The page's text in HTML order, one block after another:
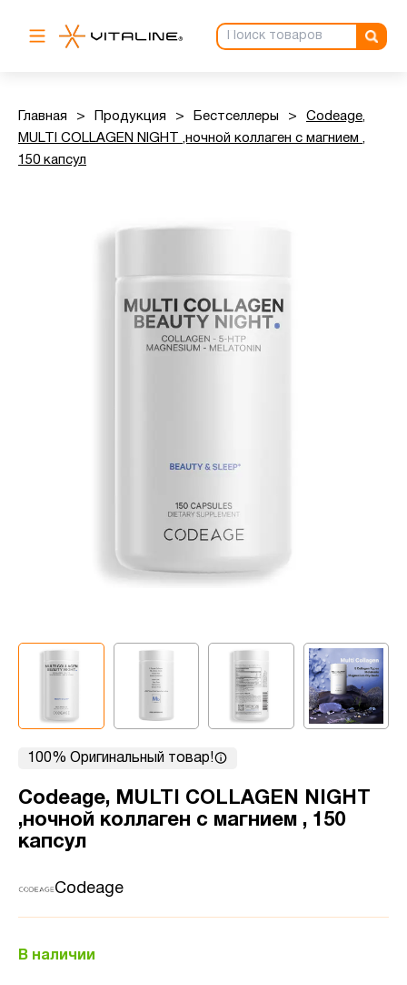
Главная > Продукция > Бестселлеры >
Codeage,
MULTI COLLAGEN NIGHT ,ночной коллаген с магнием ,
150 капсул
100% Оригинальный товар!
Codeage, MULTI COLLAGEN NIGHT
,ночной коллаген с магнием , 150
капсул
Codeage
В наличии